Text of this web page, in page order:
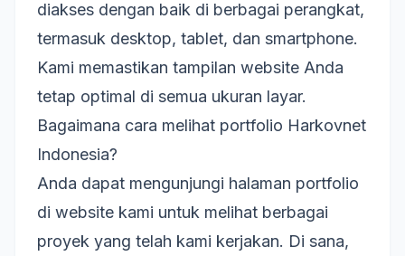
diakses dengan baik di berbagai perangkat,
termasuk desktop, tablet, dan smartphone.
Kami memastikan tampilan website Anda
tetap optimal di semua ukuran layar.
Bagaimana cara melihat portfolio Harkovnet
Indonesia?
Anda dapat mengunjungi halaman portfolio
di website kami untuk melihat berbagai
proyek yang telah kami kerjakan. Di sana,